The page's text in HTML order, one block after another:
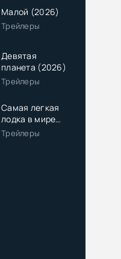
Малой (2026)
Трейлеры
Девятая
планета (2026)
Трейлеры
Самая легкая
лодка в мире
(2026)
Трейлеры